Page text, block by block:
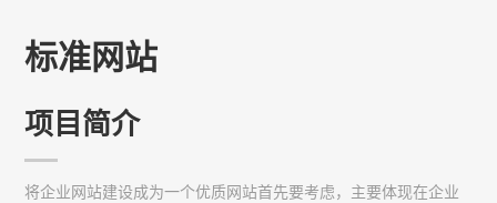
标准网站
项目简介
将企业网站建设成为一个优质网站首先要考虑，主要体现在企业